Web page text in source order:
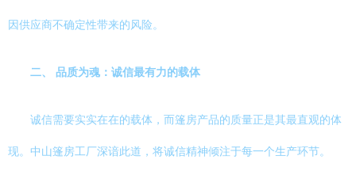
因供应商不确定性带来的风险。
二、 品质为魂：诚信最有力的载体
诚信需要实实在在的载体，而篷房产品的质量正是其最直观的体
现。中山篷房工厂深谙此道，将诚信精神倾注于每一个生产环节。